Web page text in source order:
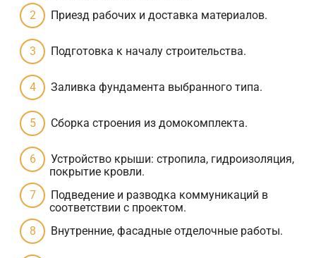
Приезд рабочих и доставка материалов.
Подготовка к началу строительства.
Заливка фундамента выбранного типа.
Сборка строения из домокомплекта.
Устройство крыши: стропила, гидроизоляция,
покрытие кровли.
Подведение и разводка коммуникаций в
соответствии с проектом.
Внутренние, фасадные отделочные работы.